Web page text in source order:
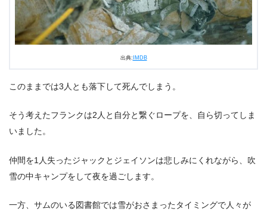
出典: IMDB
このままでは3人とも落下して死んでしまう。
そう考えたフランクは2人と自分と繋ぐロープを、自ら切ってしま
いました。
仲間を1人失ったジャックとジェイソンは悲しみにくれながら、吹
雪の中キャンプをして夜を過ごします。
一方、サムのいる図書館では雪がおさまったタイミングで人々が